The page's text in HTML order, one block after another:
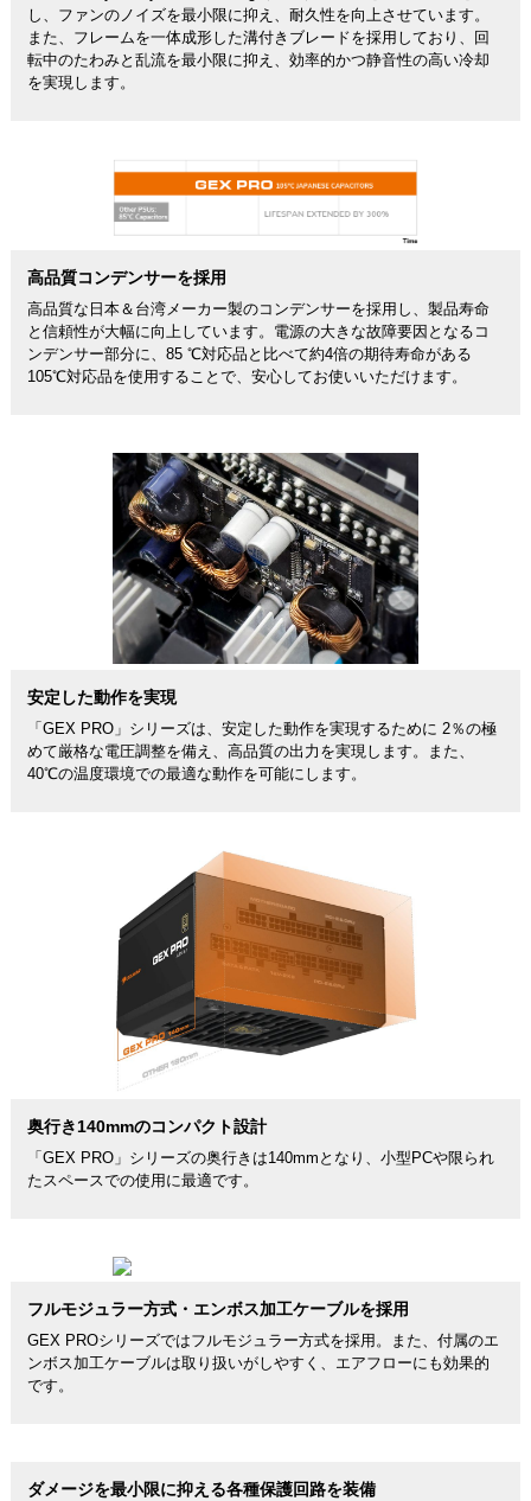
し、ファンのノイズを最小限に抑え、耐久性を向上させています。
また、フレームを一体成形した溝付きブレードを採用しており、回
転中のたわみと乱流を最小限に抑え、効率的かつ静音性の高い冷却
を実現します。
高品質コンデンサーを採用
高品質な日本＆台湾メーカー製のコンデンサーを採用し、製品寿命
と信頼性が大幅に向上しています。電源の大きな故障要因となるコ
ンデンサー部分に、85 ℃対応品と比べて約4倍の期待寿命がある
105℃対応品を使用することで、安心してお使いいただけます。
安定した動作を実現
「GEX PRO」シリーズは、安定した動作を実現するために 2％の極
めて厳格な電圧調整を備え、高品質の出力を実現します。また、
40℃の温度環境での最適な動作を可能にします。
奥行き140mmのコンパクト設計
「GEX PRO」シリーズの奥行きは140mmとなり、小型PCや限られ
たスペースでの使用に最適です。
フルモジュラー方式・エンボス加工ケーブルを採用
GEX PROシリーズではフルモジュラー方式を採用。また、付属のエ
ンボス加工ケーブルは取り扱いがしやすく、エアフローにも効果的
です。
ダメージを最小限に抑える各種保護回路を装備